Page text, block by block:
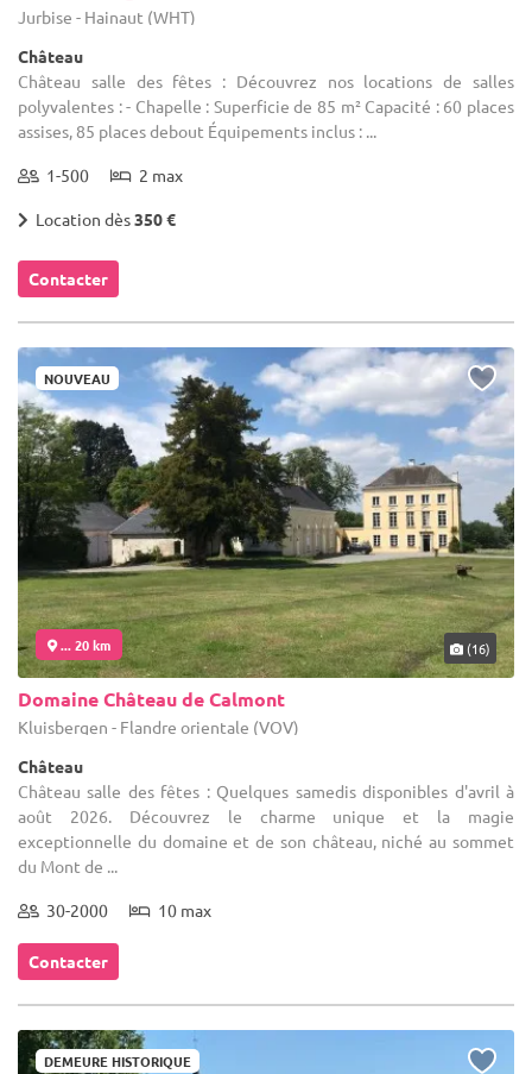
Jurbise - Hainaut (WHT)
Château
Château salle des fêtes : Découvrez nos locations de salles
polyvalentes : - Chapelle : Superficie de 85 m² Capacité : 60 places
assises, 85 places debout Équipements inclus : ...
1-500 2 max
Location dès350 €
Contacter
NOUVEAU
... 20 km (16)
Domaine Château de Calmont
Kluisbergen - Flandre orientale (VOV)
Château
Château salle des fêtes : Quelques samedis disponibles d'avril à
août 2026. Découvrez le charme unique et la magie
exceptionnelle du domaine et de son château, niché au sommet
du Mont de ...
30-2000 10 max
Contacter
DEMEURE HISTORIQUE